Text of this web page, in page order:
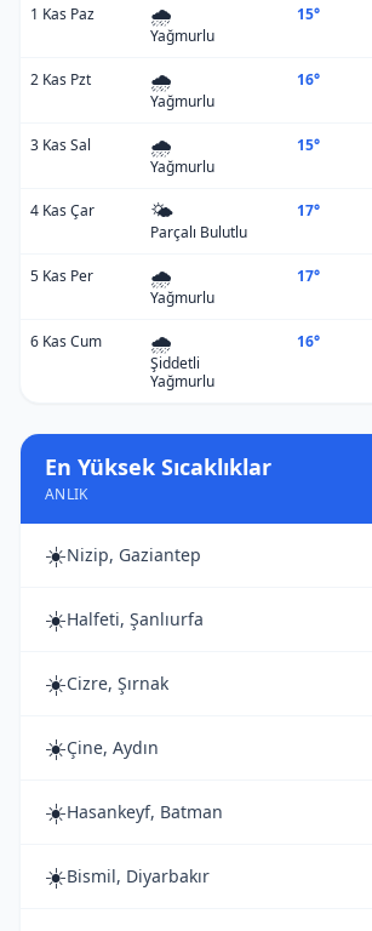
1 Kas Paz 🌧️
Yağmurlu
15°
2 Kas Pzt 🌧️
Yağmurlu
16°
3 Kas Sal 🌧️
Yağmurlu
15°
4 Kas Çar 🌤️
Parçalı Bulutlu
17°
5 Kas Per 🌧️
Yağmurlu
17°
6 Kas Cum 🌧️
Şiddetli
Yağmurlu
16°
En Yüksek Sıcaklıklar
ANLIK
☀️Nizip, Gaziantep
☀️Halfeti, Şanlıurfa
☀️Cizre, Şırnak
☀️Çine, Aydın
☀️Hasankeyf, Batman
☀️Bismil, Diyarbakır